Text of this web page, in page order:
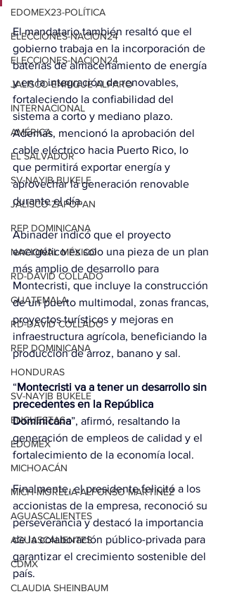
EDOMEX23-POLÍTICA
ELECCIONES-NACION24
ELECCIONES-NACION24
JALISCO-ENRIQUE ALFARO
INTERNACIONAL
AMÉRICA
EL SALVADOR
SV-NAYIB BUKELE
JALISCO-ZAPOPAN
REP DOMINICANA
NACIONAL MÉXICO
RD-DAVID COLLADO
GUATEMALA
RD-DAVID COLLADO
REP DOMINICANA
HONDURAS
SV-NAYIB BUKELE
ENCUESTAS
EDOMEX
MICHOACÁN
MICH-MORELIA-ALFONSO MARTÍNEZ
AGUASCALIENTES
AGUASCALIENTES
CDMX
CLAUDIA SHEINBAUM
El mandatario también resaltó que el
gobierno trabaja en la incorporación de
baterías de almacenamiento de energía
y en la integración de renovables,
fortaleciendo la confiabilidad del
sistema a corto y mediano plazo.
Además, mencionó la aprobación del
cable eléctrico hacia Puerto Rico, lo
que permitirá exportar energía y
aprovechar la generación renovable
durante el día.
Abinader indicó que el proyecto
energético es solo una pieza de un plan
más amplio de desarrollo para
Montecristi, que incluye la construcción
de un puerto multimodal, zonas francas,
proyectos turísticos y mejoras en
infraestructura agrícola, beneficiando la
producción de arroz, banano y sal.
“Montecristi va a tener un desarrollo sin
precedentes en la República
Dominicana”, afirmó, resaltando la
generación de empleos de calidad y el
fortalecimiento de la economía local.
Finalmente, el presidente felicitó a los
accionistas de la empresa, reconoció su
perseverancia y destacó la importancia
de la colaboración público-privada para
garantizar el crecimiento sostenible del
país.